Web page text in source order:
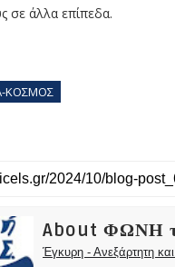
σε άλλα επίπεδα.
ΚΟΣΜΟΣ
About ΦΩΝΗ
Έγκυρη - Ανεξάρτητη